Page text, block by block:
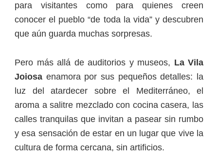
para visitantes como para quienes creen
conocer el pueblo “de toda la vida” y descubren
que aún guarda muchas sorpresas.
Pero más allá de auditorios y museos, La Vila
Joiosa enamora por sus pequeños detalles: la
luz del atardecer sobre el Mediterráneo, el
aroma a salitre mezclado con cocina casera, las
calles tranquilas que invitan a pasear sin rumbo
y esa sensación de estar en un lugar que vive la
cultura de forma cercana, sin artificios.